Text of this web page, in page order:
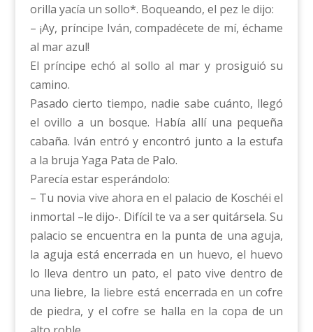
orilla yacía un sollo*. Boqueando, el pez le dijo:
– ¡Ay, príncipe Iván, compadécete de mí, échame
al mar azul!
El príncipe echó al sollo al mar y prosiguió su
camino.
Pasado cierto tiempo, nadie sabe cuánto, llegó
el ovillo a un bosque. Había allí una pequeña
cabaña. Iván entró y encontró junto a la estufa
a la bruja Yaga Pata de Palo.
Parecía estar esperándolo:
– Tu novia vive ahora en el palacio de Koschéi el
inmortal –le dijo-. Difícil te va a ser quitársela. Su
palacio se encuentra en la punta de una aguja,
la aguja está encerrada en un huevo, el huevo
lo lleva dentro un pato, el pato vive dentro de
una liebre, la liebre está encerrada en un cofre
de piedra, y el cofre se halla en la copa de un